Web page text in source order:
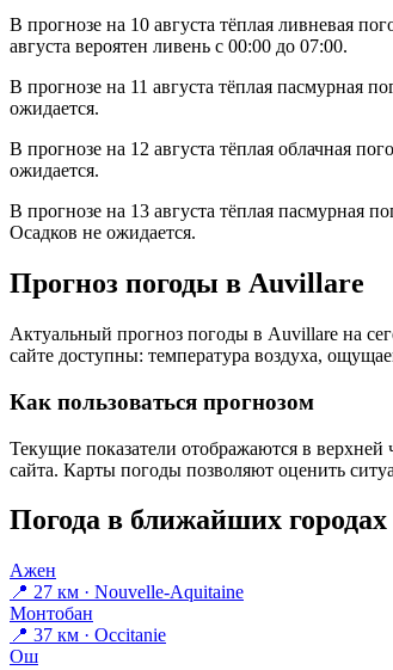
В прогнозе на 10 августа тёплая ливневая
августа вероятен ливень с 00:00 до 07:00.
В прогнозе на 11 августа тёплая пасмурная
ожидается.
В прогнозе на 12 августа тёплая облачная
ожидается.
В прогнозе на 13 августа тёплая пасмурная
Осадков не ожидается.
Прогноз погоды в Auvillarе
Актуальный прогноз погоды в Auvillarе на
сайте доступны: температура воздуха,
Как пользоваться прогнозом
Текущие показатели отображаются в
сайта. Карты погоды позволяют оценить
Погода в ближайших городах
Ажен
📍 27 км · Nouvelle-Aquitaine
Монтобан
📍 37 км · Occitanie
Ош